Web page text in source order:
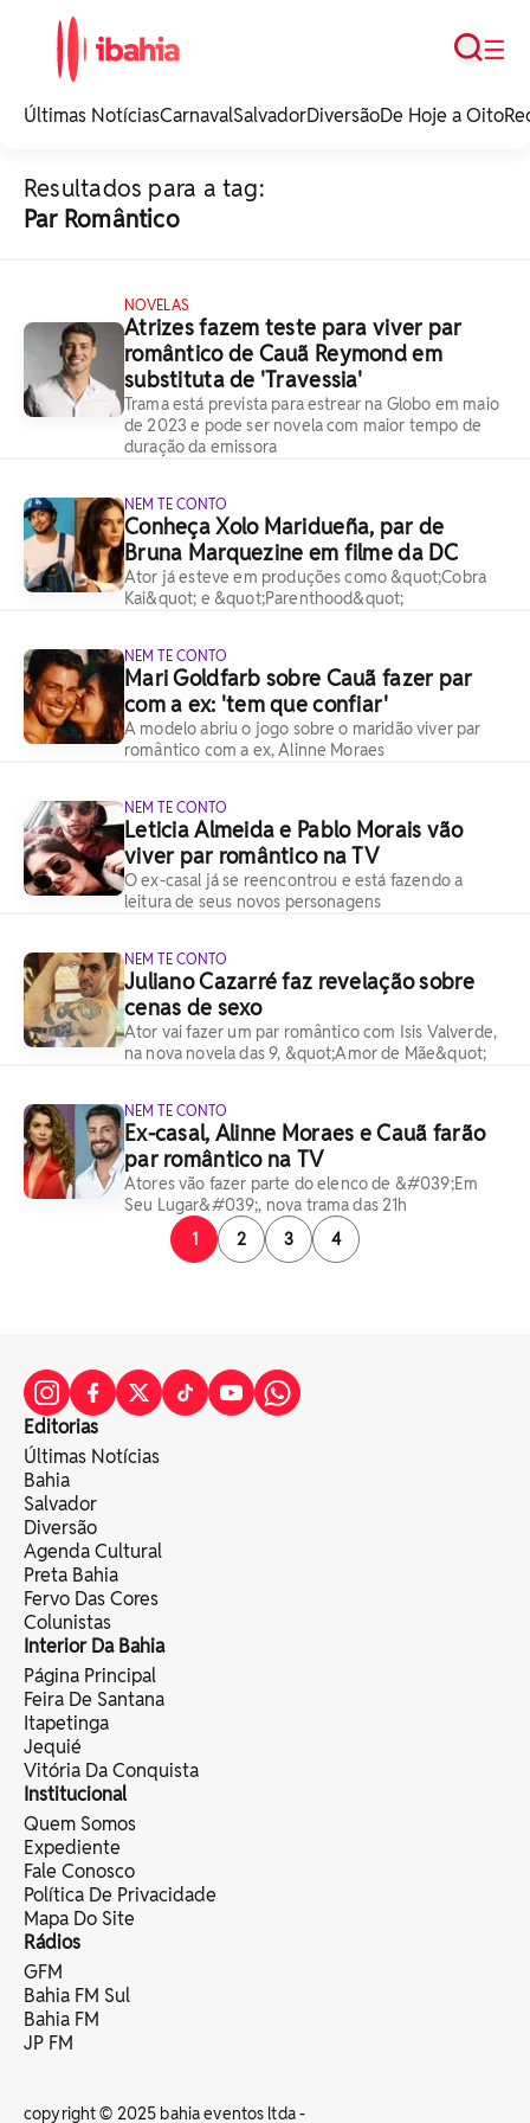
noticias e
☰
Busca
Últimas NotíciasCarnavalSalvadorDiversãoDe Hoje a Oito
Resultados para a tag:
Par Romântico
NOVELAS
Atrizes fazem teste para viver par
romântico de Cauã Reymond em
substituta de 'Travessia'
Trama está prevista para estrear na Globo em maio
de 2023 e pode ser novela com maior tempo de
duração da emissora
NEM TE CONTO
Conheça Xolo Maridueña, par de
Bruna Marquezine em filme da DC
Ator já esteve em produções como &quot;Cobra
Kai&quot; e &quot;Parenthood&quot;
NEM TE CONTO
Mari Goldfarb sobre Cauã fazer par
com a ex: 'tem que confiar'
A modelo abriu o jogo sobre o maridão viver par
romântico com a ex, Alinne Moraes
NEM TE CONTO
Leticia Almeida e Pablo Morais vão
viver par romântico na TV
O ex-casal já se reencontrou e está fazendo a
leitura de seus novos personagens
NEM TE CONTO
Juliano Cazarré faz revelação sobre
cenas de sexo
Ator vai fazer um par romântico com Isis Valverde,
na nova novela das 9, &quot;Amor de Mãe&quot;
NEM TE CONTO
Ex-casal, Alinne Moraes e Cauã farão
par romântico na TV
Atores vão fazer parte do elenco de &#039;Em
Seu Lugar&#039;, nova trama das 21h
1
2 3 4
Editorias
Últimas Notícias
Bahia
Salvador
Diversão
Agenda Cultural
Preta Bahia
Fervo Das Cores
Colunistas
Interior Da Bahia
Página Principal
Feira De Santana
Itapetinga
Jequié
Vitória Da Conquista
Institucional
Quem Somos
Expediente
Fale Conosco
Política De Privacidade
Mapa Do Site
Rádios
GFM
Bahia FM Sul
Bahia FM
JP FM
copyright © 2025 bahia eventos ltda -